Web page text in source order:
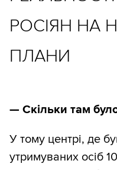
РОСІЯН НА
ПЛАНИ
— Скільки там
У тому центрі, де
утримуваних осіб